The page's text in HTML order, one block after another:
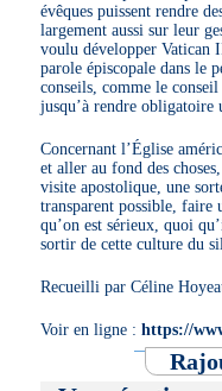
évêques puissent rendre
largement aussi sur leur
voulu développer Vatican
parole épiscopale dans le
conseils, comme le
jusqu’à rendre obligatoire
Concernant l’Église
et aller au fond des
visite apostolique, une
transparent possible, faire
qu’on est sérieux, quoi
sortir de cette culture du
Recueilli par Céline
Voir en ligne :https://